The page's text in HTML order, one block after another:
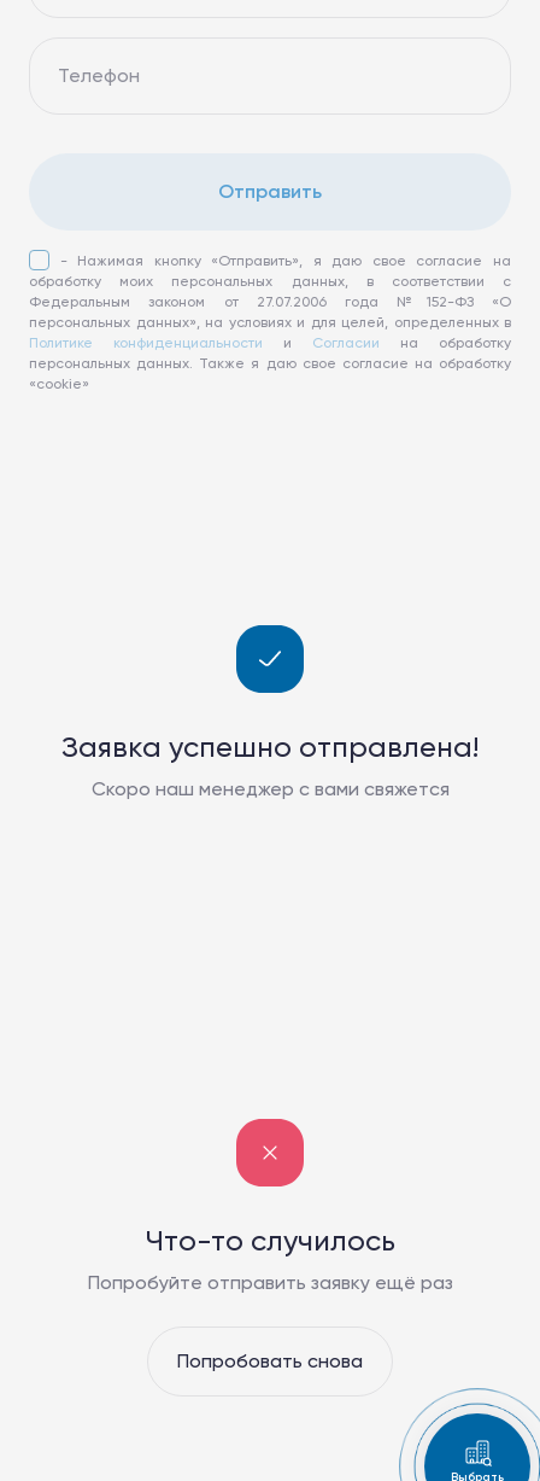
Телефон
Отправить
- Нажимая кнопку «Отправить», я даю свое согласие на
обработку моих персональных данных, в соответствии с
Федеральным законом от 27.07.2006 года №152-ФЗ «О
персональных данных», на условиях и для целей, определенных в
Политике конфиденциальности и Согласии на обработку
персональных данных. Также я даю свое согласие на обработку
«cookie»
Заявка успешно отправлена!
Скоро наш менеджер с вами свяжется
Что-то случилось
Попробуйте отправить заявку ещё раз
Попробовать снова
Выбрать